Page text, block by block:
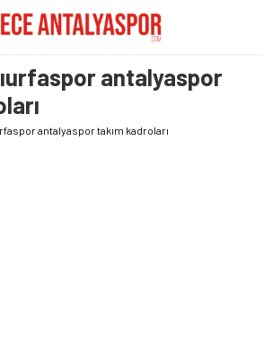
antalyaspor
antalyaspor takım kadroları